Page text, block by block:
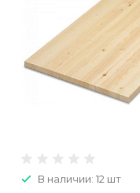
В наличии: 12 шт